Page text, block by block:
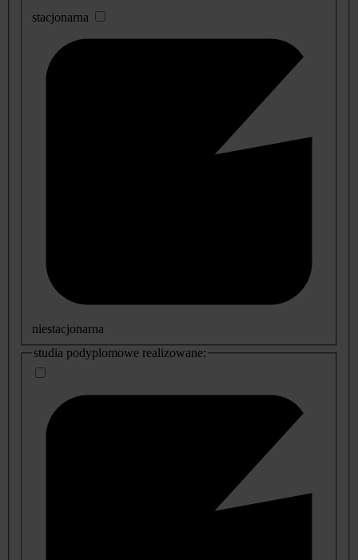
stacjonarna
niestacjonarna
studia podyplomowe realizowane: